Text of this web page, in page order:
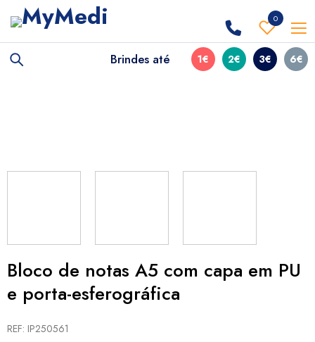
0
Brindes até 1€ 2€ 3€ 6€
Bloco de notas A5 com capa em PU
e porta-esferográfica
REF: IP250561